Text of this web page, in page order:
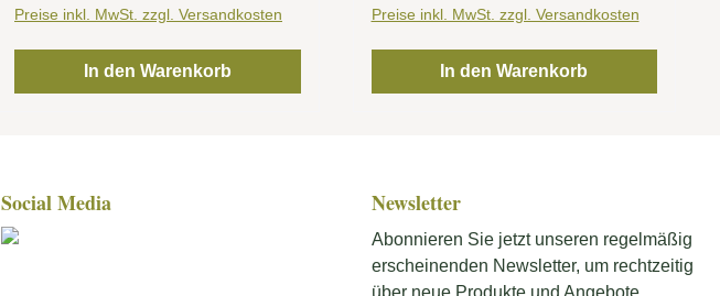
Preise inkl. MwSt. zzgl. Versandkosten
In den Warenkorb
mit anhaltendem Abgang.
Preise inkl. MwSt. zzgl. Versandkosten
In den Warenkorb
Social Media Newsletter
Abonnieren Sie jetzt unseren regelmäßig
erscheinenden Newsletter, um rechtzeitig